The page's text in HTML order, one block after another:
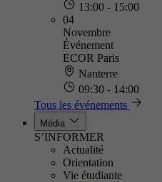
13:00 - 15:00
04
Novembre
Événement
ECOR Paris
Nanterre
09:30 - 14:00
Tous les événements
Média
S’INFORMER
Actualité
Orientation
Vie étudiante